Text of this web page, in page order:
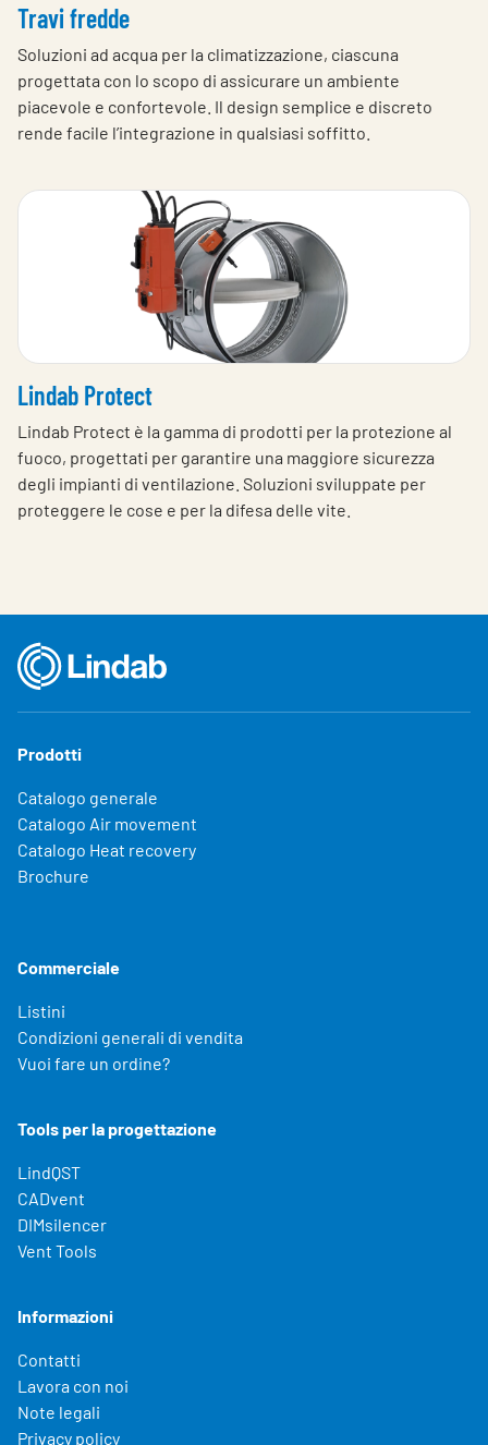
Travi fredde
Soluzioni ad acqua per la climatizzazione, ciascuna
progettata con lo scopo di assicurare un ambiente
piacevole e confortevole. Il design semplice e discreto
rende facile l’integrazione in qualsiasi soffitto.
Lindab Protect
Lindab Protect è la gamma di prodotti per la protezione al
fuoco, progettati per garantire una maggiore sicurezza
degli impianti di ventilazione. Soluzioni sviluppate per
proteggere le cose e per la difesa delle vite.
Prodotti
Catalogo generale
Catalogo Air movement
Catalogo Heat recovery
Brochure
Commerciale
Listini
Condizioni generali di vendita
Vuoi fare un ordine?
Tools per la progettazione
LindQST
CADvent
DIMsilencer
Vent Tools
Informazioni
Contatti
Lavora con noi
Note legali
Privacy policy